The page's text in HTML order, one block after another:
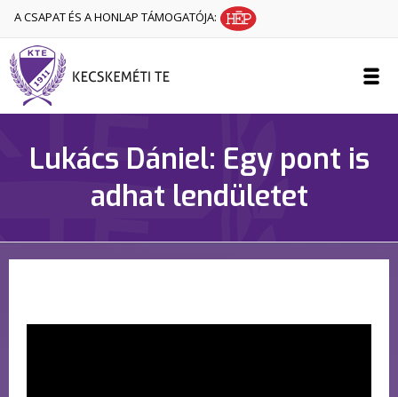
A CSAPAT ÉS A HONLAP TÁMOGATÓJA:
Lukács Dániel: Egy pont is
adhat lendületet